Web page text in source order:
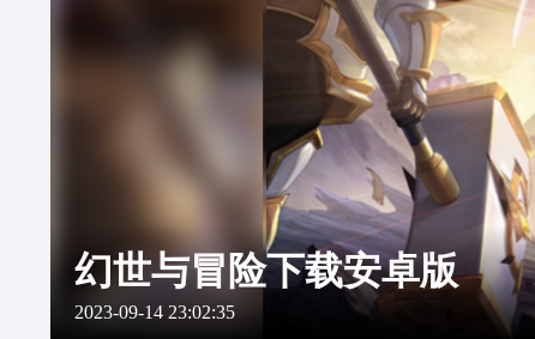
幻世与冒险下载安卓版
2023-09-14 23:02:35